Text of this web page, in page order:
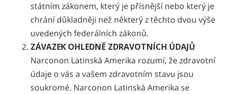
státním zákonem, který je přísnější nebo který je
chrání důkladněji než některý z těchto dvou výše
uvedených federálních zákonů.
ZÁVAZEK OHLEDNĚ ZDRAVOTNÍCH ÚDAJŮ
Narconon Latinská Amerika rozumí, že zdravotní
údaje o vás a vašem zdravotním stavu jsou
soukromé. Narconon Latinská Amerika se